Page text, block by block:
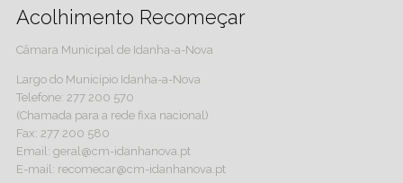
Acolhimento Recomeçar
Câmara Municipal de Idanha-a-Nova
Largo do Município Idanha-a-Nova
Telefone: 277 200 570
(Chamada para a rede fixa nacional)
Fax: 277 200 580
Email: geral@cm-idanhanova.pt
E-mail: recomecar@cm-idanhanova.pt